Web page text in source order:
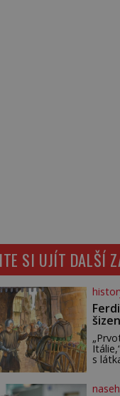
SI UJÍT DALŠÍ
s